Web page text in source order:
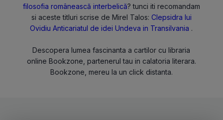
filosofia românească interbelică? tunci iti recomandam
si aceste titluri scrise de Mirel Talos: Clepsidra lui
Ovidiu Anticariatul de idei Undeva in Transilvania .
Descopera lumea fascinanta a cartilor cu libraria
online Bookzone, partenerul tau in calatoria literara.
Bookzone, mereu la un click distanta.